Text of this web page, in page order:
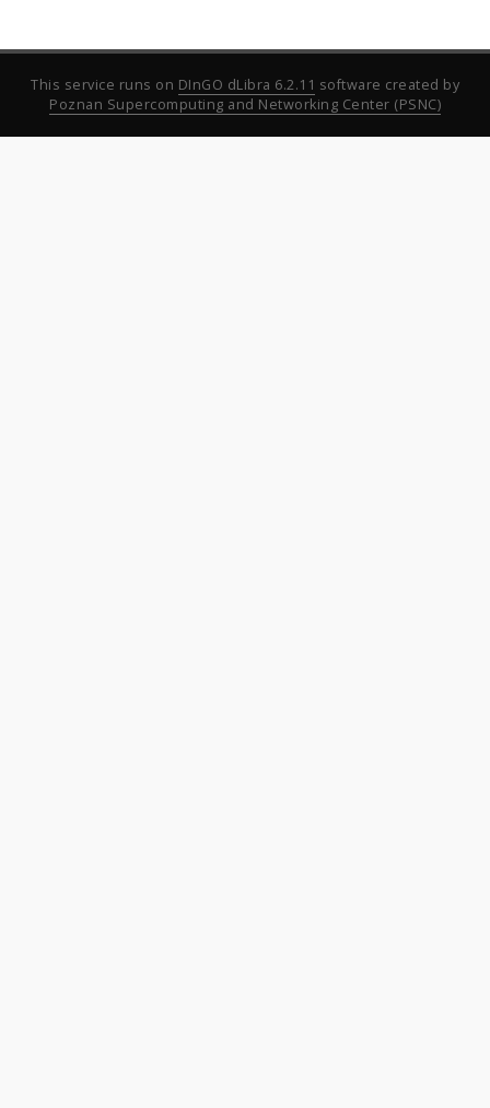
This service runs on DInGO dLibra 6.2.11 software created by
Poznan Supercomputing and Networking Center (PSNC)